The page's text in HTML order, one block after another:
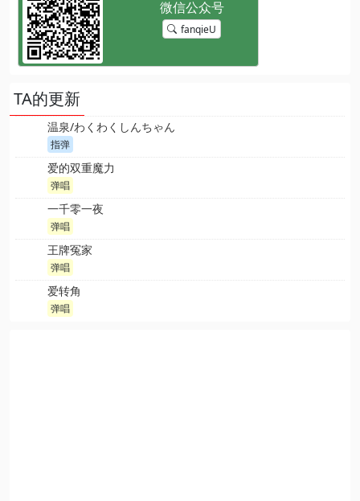
fanqieU
TA的更新
温泉/わくわくしんちゃん
指弹
爱的双重魔力
弹唱
一千零一夜
弹唱
王牌冤家
弹唱
爱转角
弹唱